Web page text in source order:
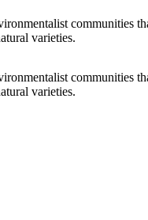
communities
varieties.
communities
varieties.